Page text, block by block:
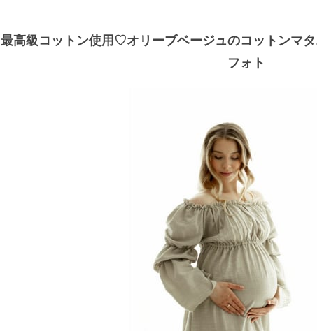
最高級コットン使用♡オリーブベージュのコットンマ
フォト